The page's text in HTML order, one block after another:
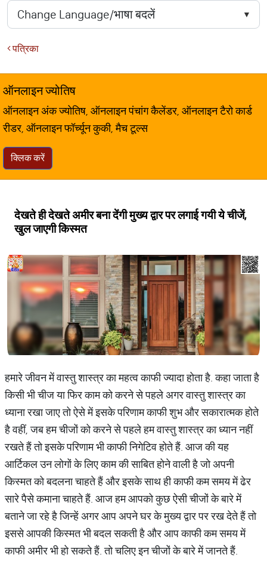
पत्रिका
ऑनलाइन ज्योतिष
ऑनलाइन अंक ज्योतिष, ऑनलाइन पंचांग कैलेंडर, ऑनलाइन टैरो कार्ड
रीडर, ऑनलाइन फॉर्च्यून कुकी, मैच टूल्स
क्लिक करें
देखते ही देखते अमीर बना देंगी मुख्य द्वार पर लगाई गयी ये चीजें,
खुल जाएगी किस्मत
हमारे जीवन में वास्तु शास्त्र का महत्व काफी ज्यादा होता है. कहा जाता है
किसी भी चीज या फिर काम को करने से पहले अगर वास्तु शास्त्र का
ध्याना रखा जाए तो ऐसे में इसके परिणाम काफी शुभ और सकारात्मक होते
है वहीं, जब हम चीजों को करने से पहले हम वास्तु शास्त्र का ध्यान नहीं
रखते हैं तो इसके परिणाम भी काफी निगेटिव होते हैं. आज की यह
आर्टिकल उन लोगों के लिए काम की साबित होने वाली है जो अपनी
किस्मत को बदलना चाहते हैं और इसके साथ ही काफी कम समय में ढेर
सारे पैसे कमाना चाहते हैं. आज हम आपको कुछ ऐसी चीजों के बारे में
बताने जा रहे है जिन्हें अगर आप अपने घर के मुख्य द्वार पर रख देते हैं तो
इससे आपकी किस्मत भी बदल सकती है और आप काफी कम समय में
काफी अमीर भी हो सकते हैं. तो चलिए इन चीजों के बारे में जानते हैं.